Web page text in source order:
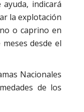
indicará
la explotación
o caprino en
desde el
Nacionales
de los